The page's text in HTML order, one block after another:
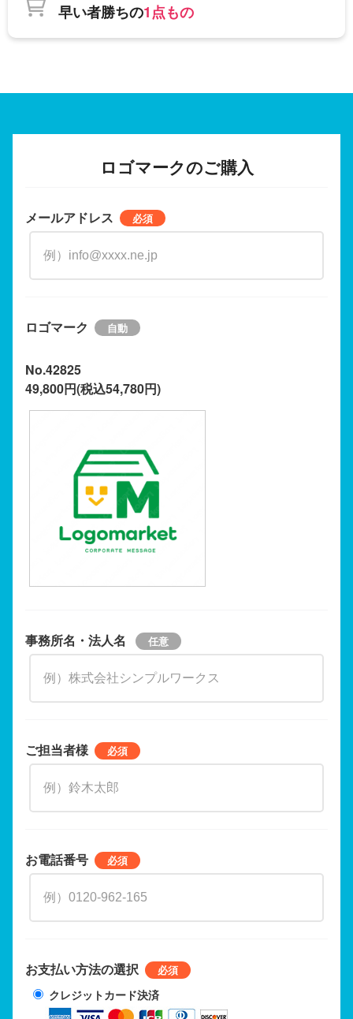
早い者勝ちの1点もの
ロゴマークのご購入
メールアドレス
ロゴマーク
No.42825
49,800円(税込54,780円)
事務所名・法人名
ご担当者様
お電話番号
お支払い方法の選択
クレジットカード決済